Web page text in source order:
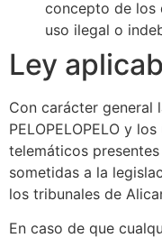
concepto de los
uso ilegal o
Ley
Con carácter general
PELOPELOPELO y
telemáticos
sometidas a la
los tribunales de
En caso de que